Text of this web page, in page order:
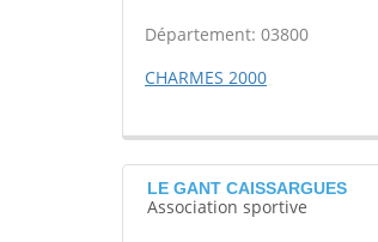
Département: 03800
CHARMES 2000
LE GANT CAISSARGUES
Association sportive